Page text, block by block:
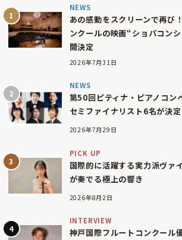
NEWS
あの感動をスクリーンで再び
ンクールの映画“ショパコン
開決定
2026年7月31日
NEWS
第50回ピティナ・ピアノコン
セミファイナリスト6名が決定
2026年7月29日
PICK UP
国際的に活躍する実力派ヴァ
が奏でる極上の響き
2026年8月2日
INTERVIEW
神戸国際フルートコンクール